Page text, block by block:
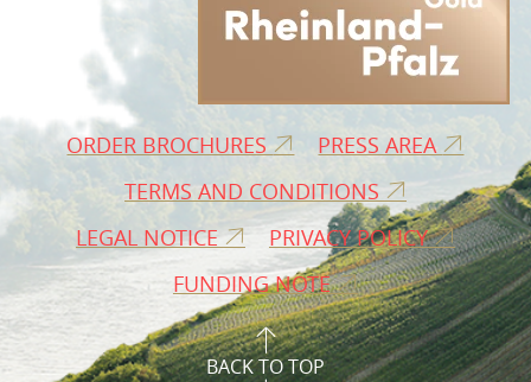
ORDER BROCHURES
PRESS AREA
TERMS AND CONDITIONS
LEGAL NOTICE
PRIVACY POLICY
FUNDING NOTE
BACK TO TOP